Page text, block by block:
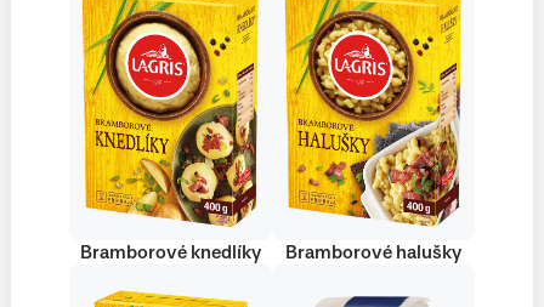
Bramborové knedlíky Bramborové halušky